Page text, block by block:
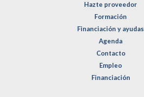
Hazte proveedor
Formación
Financiación y ayudas
Agenda
Contacto
Empleo
Financiación